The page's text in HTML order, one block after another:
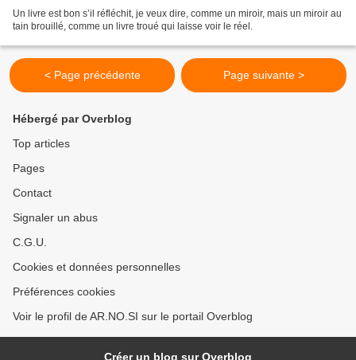
Un livre est bon s’il réfléchit, je veux dire, comme un miroir, mais un miroir au
tain brouillé, comme un livre troué qui laisse voir le réel.
< Page précédente Page suivante >
Hébergé par Overblog
Top articles
Pages
Contact
Signaler un abus
C.G.U.
Cookies et données personnelles
Préférences cookies
Voir le profil de AR.NO.SI sur le portail Overblog
Créer un blog sur Overblog